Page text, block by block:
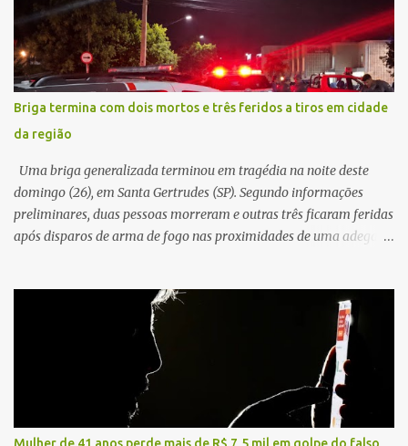
a violência da colisão, o motociclista foi arremessado ao solo.
Testemunhas relataram que o capacete teria se desprendido
durante o acidente. O jovem sofreu ferimentos gravíssimos e
morreu ainda no local. Equipes de resgate e de atendimento da
concessionária responsável pela rodovia foram acionadas e
realizaram a sinalização da via, além de prestarem socorro à
vítima. No entanto, o óbito foi constatado ainda no local do
acidente. A Polícia Militar Rodoviária compareceu para o registro
da ocorrência...
Briga termina com dois mortos e três feridos a tiros em cidade
da região
Uma briga generalizada terminou em tragédia na noite deste
domingo (26), em Santa Gertrudes (SP). Segundo informações
preliminares, duas pessoas morreram e outras três ficaram feridas
após disparos de arma de fogo nas proximidades de uma adega. O
começado dentro do estabelecimento e se estendido para a área
externa, quando dois homens armados passaram a efetuar
diversos disparos. Duas vítimas morreram ainda no local. Outras
três pessoas foram baleadas e socorridas. Até o momento, não
foram divulgadas informações oficiais sobre o estado de saúde dos
feridos. Equipes da Polícia Militar de Santa Gertrudes atenderam a
ocorrência e isolaram a área para o trabalho da perícia. Até a
Mulher de 41 anos perde mais de R$ 7,5 mil em golpe do falso